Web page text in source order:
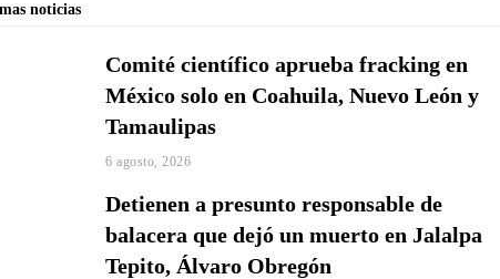
noticias
Comité científico aprueba fracking en
México solo en Coahuila, Nuevo León y
Tamaulipas
6 agosto, 2026
Detienen a presunto responsable de
balacera que dejó un muerto en Jalalpa
Tepito, Álvaro Obregón